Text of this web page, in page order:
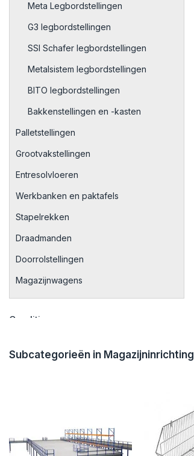
Meta Legbordstellingen
G3 legbordstellingen
SSI Schafer legbordstellingen
Metalsistem legbordstellingen
BITO legbordstellingen
Bakkenstellingen en -kasten
Palletstellingen
Grootvakstellingen
Entresolvloeren
Werkbanken en paktafels
Stapelrekken
Draadmanden
Doorrolstellingen
Magazijnwagens
Conditie
Groen(2)
Subcategorieën in Magazijninrichting